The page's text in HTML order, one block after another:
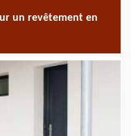
un revêtement en